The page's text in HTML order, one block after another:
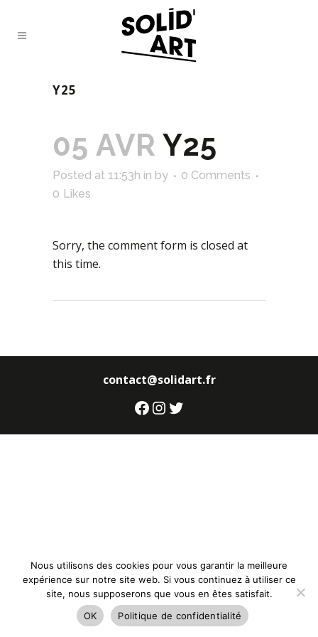
Y25
05 AVR Y25
Posted at 11:53h in by
0 Comments
0 Likes
Sorry, the comment form is closed at
this time.
contact@solidart.fr
Facebook
Instagram
Twitter
Nous utilisons des cookies pour vous garantir la meilleure
expérience sur notre site web. Si vous continuez à utiliser ce
site, nous supposerons que vous en êtes satisfait.
OK
Politique de confidentialité